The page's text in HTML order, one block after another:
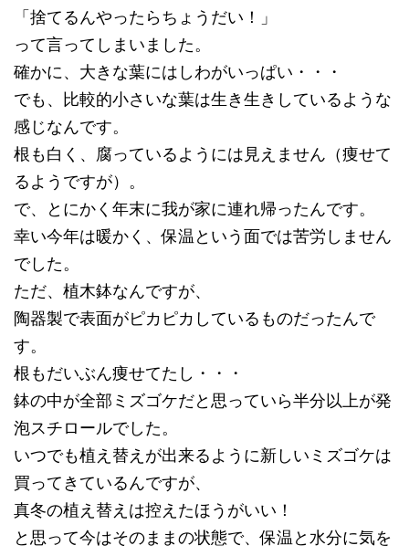
「捨てるんやったらちょうだい！」
って言ってしまいました。
確かに、大きな葉にはしわがいっぱい・・・
でも、比較的小さいな葉は生き生きしているような
感じなんです。
根も白く、腐っているようには見えません（痩せて
るようですが）。
で、とにかく年末に我が家に連れ帰ったんです。
幸い今年は暖かく、保温という面では苦労しません
でした。
ただ、植木鉢なんですが、
陶器製で表面がピカピカしているものだったんで
す。
根もだいぶん痩せてたし・・・
鉢の中が全部ミズゴケだと思っていら半分以上が発
泡スチロールでした。
いつでも植え替えが出来るように新しいミズゴケは
買ってきているんですが、
真冬の植え替えは控えたほうがいい！
と思って今はそのままの状態で、保温と水分に気を